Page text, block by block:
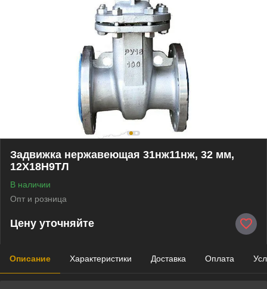
Задвижка нержавеющая 31нж11нж, 32 мм,
12Х18Н9ТЛ
В наличии
Опт и розница
Цену уточняйте
Описание Характеристики Доставка Оплата